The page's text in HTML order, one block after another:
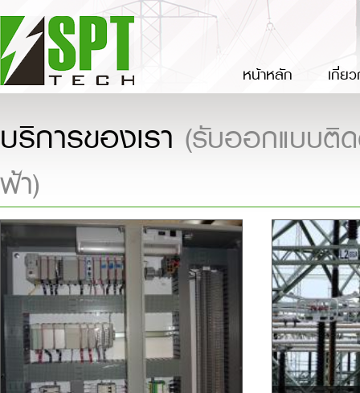
หน้าหลัก เกี่ย
บริการของเรา (รับออกแบบติ
ฟ้า)